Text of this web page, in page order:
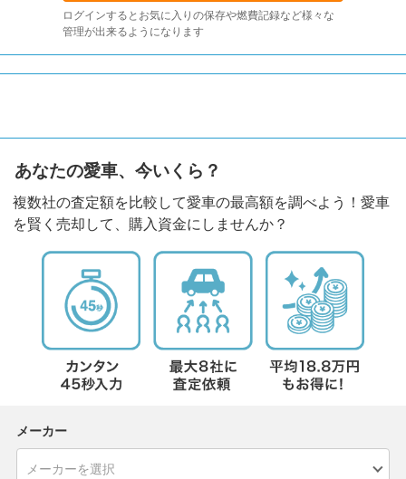
ログインするとお気に入りの保存や燃費記録など様々な
管理が出来るようになります
あなたの愛車、今いくら？
複数社の査定額を比較して愛車の最高額を調べよう！愛車
を賢く売却して、購入資金にしませんか？
メーカー